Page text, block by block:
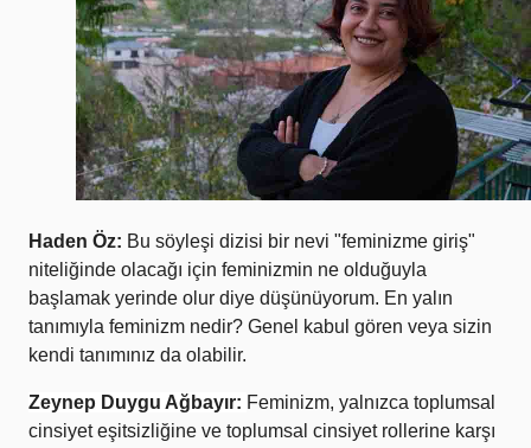
Haden Öz: Bu söyleşi dizisi bir nevi "feminizme giriş"
niteliğinde olacağı için feminizmin ne olduğuyla
başlamak yerinde olur diye düşünüyorum. En yalın
tanımıyla feminizm nedir? Genel kabul gören veya sizin
kendi tanımınız da olabilir.
Zeynep Duygu Ağbayır: Feminizm, yalnızca toplumsal
cinsiyet eşitsizliğine ve toplumsal cinsiyet rollerine karşı